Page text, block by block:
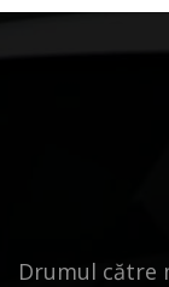
Drumul către